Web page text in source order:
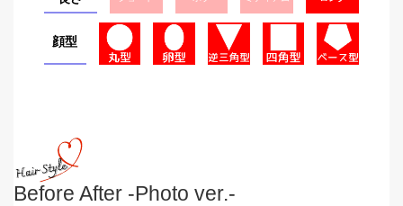
顔型
Before After -Photo ver.-